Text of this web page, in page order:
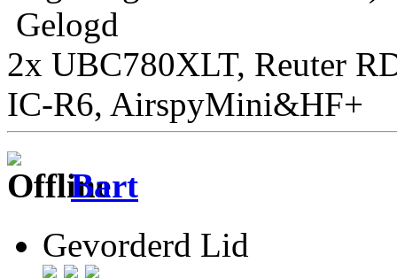
Gelogd
2x UBC780XLT, Reuter
IC-R6, AirspyMini&HF+
Bart
Gevorderd Lid